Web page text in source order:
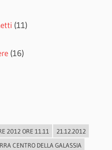
(11)
(16)
2012 ORE 11.11
21.12.2012
CENTRO DELLA GALASSIA